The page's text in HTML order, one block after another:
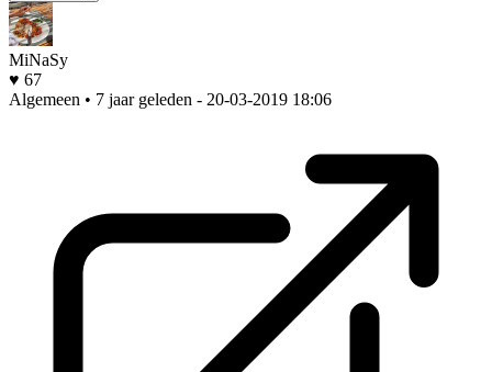
MiNaSy
♥ 67
Algemeen • 7 jaar geleden - 20-03-2019 18:06